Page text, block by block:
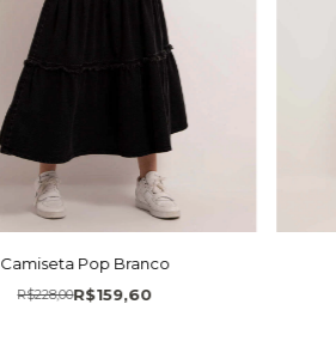
Camiseta Pop Branco
R$159,60
R$228,00